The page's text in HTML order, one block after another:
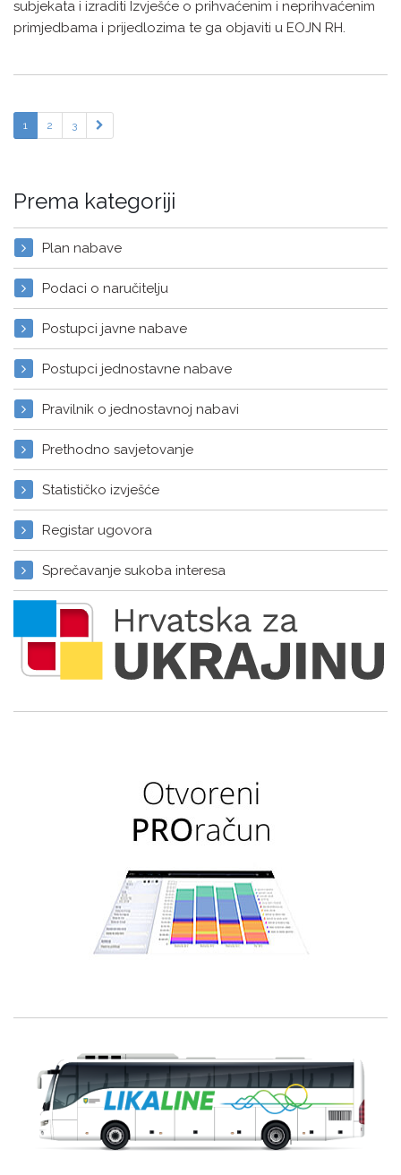
subjekata i izraditi Izvješće o prihvaćenim i neprihvaćenim
primjedbama i prijedlozima te ga objaviti u EOJN RH.
1 2 3
Prema kategoriji
Plan nabave
Podaci o naručitelju
Postupci javne nabave
Postupci jednostavne nabave
Pravilnik o jednostavnoj nabavi
Prethodno savjetovanje
Statističko izvješće
Registar ugovora
Sprečavanje sukoba interesa